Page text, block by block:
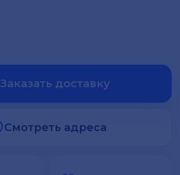
Заказать доставку
Смотреть адреса